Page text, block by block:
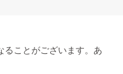
ることがございます。あ